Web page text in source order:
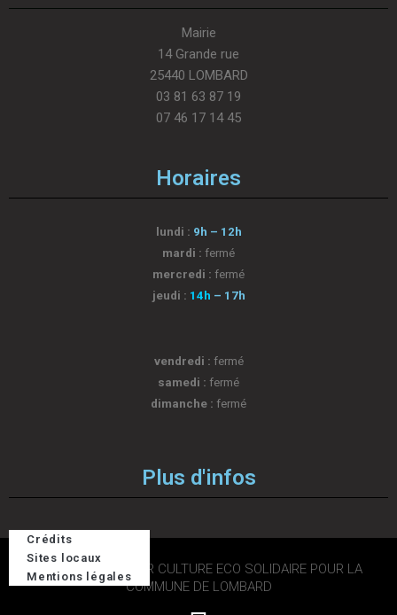
Mairie
14 Grande rue
25440 LOMBARD
03 81 63 87 19
07 46 17 14 45
Horaires
lundi : 9h – 12h
mardi : fermé
mercredi : fermé
jeudi : 14h – 17h
vendredi : fermé
samedi : fermé
dimanche : fermé
Plus d'infos
Crédits
Sites locaux
Mentions légales
2026 © DESIGN PAR CULTURE ECO SOLIDAIRE POUR LA
COMMUNE DE LOMBARD